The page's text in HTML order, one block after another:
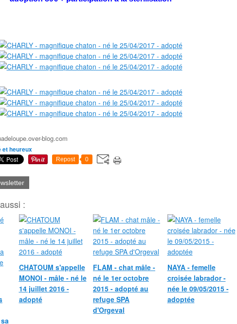
blog.com
et heureux
Repost 0
:
CHATOUM s'appelle
MONOI - mâle - né le
14 juillet 2016 -
adopté
FLAM - chat mâle -
né le 1er octobre
2015 - adopté au
refuge SPA
d'Orgeval
NAYA - femelle
croisée labrador -
née le 09/05/2015 -
adoptée